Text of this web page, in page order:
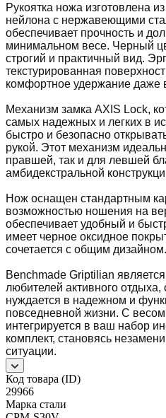
Рукоятка ножа изготовлена
нейлона с нержавеющими
обеспечивает прочность и
минимальном весе. Черный
строгий и практичный вид.
текстурированная
комфортное удержание даже
Механизм замка AXIS Lock,
самых надежных и легких в
быстро и безопасно
рукой. Этот механизм
правшей, так и для левшей
амбидекстральной
Нож оснащен стандартным
возможностью ношения на
обеспечивает удобный и
имеет черное оксидное
сочетается с общим дизайном.
Benchmade Griptilian
любителей активного отдыха,
нуждается в надежном и
повседневной жизни. С
интегрируется в ваш набор
комплект, становясь
ситуации.
Код товара (ID)
29966
Марка стали